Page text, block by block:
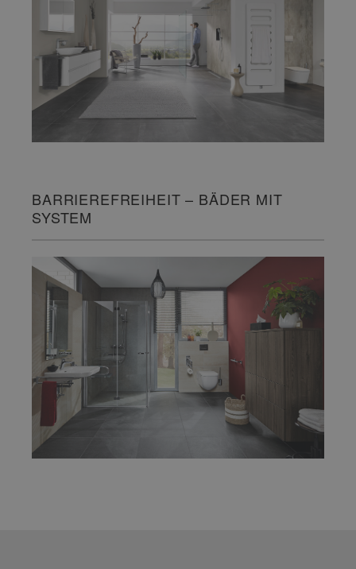
BARRIEREFREIHEIT – BÄDER MIT
SYSTEM